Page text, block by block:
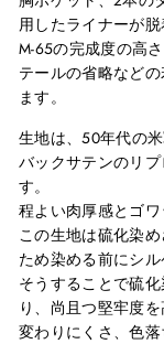
用したライナーが
M-65の完成度の高
テールの省略など
ます。
生地は、50年代の
バックサテンのリ
す。
程よい肉厚感とゴ
この生地は硫化染
ため染める前にシル
そうすることで硫
り、尚且つ堅牢度
変わりにくさ、色落